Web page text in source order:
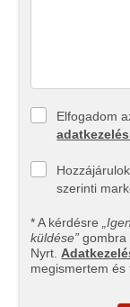
Elfogadom
szerinti
* A kérdésre
küldése” gombra
Nyrt.
megismertem és